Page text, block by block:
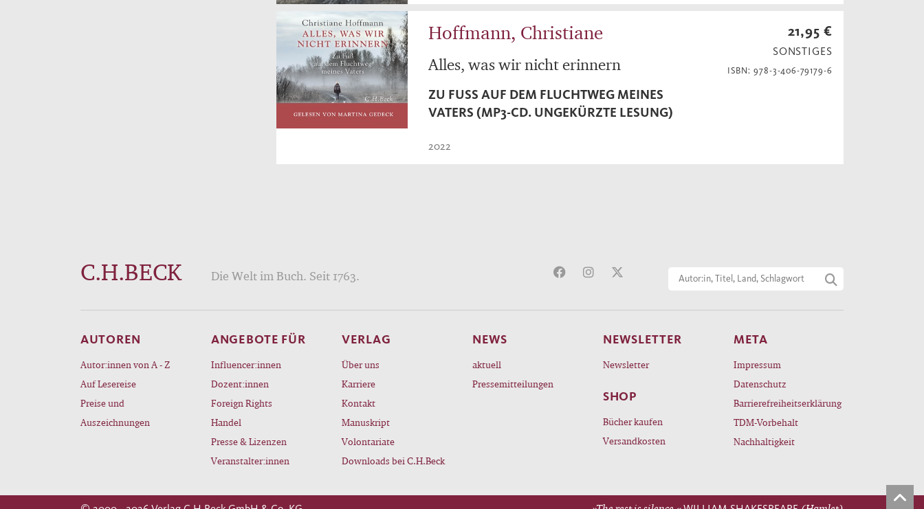
Hoffmann, Christiane
Alles, was wir nicht erinnern
ZU FUSS AUF DEM FLUCHTWEG MEINES V
ATERS (MP3-CD. UNGEKÜRZTE LESUNG)
2022
21,95 €
SONSTIGES
ISBN: 978-3-406-79179-6
C.H.BECK Die Welt im Buch. Seit 1763.
AUTOREN
Autor:innen von A - Z
Auf Lesereise
Preise und
Auszeichnungen
ANGEBOTE FÜR
Influencer:innen
Dozent:innen
Foreign Rights
Handel
Presse & Lizenzen
Veranstalter:innen
VERLAG
Über uns
Karriere
Kontakt
Manuskript
Volontariate
Downloads bei C.H.Beck
NEWS
aktuell
Pressemitteilungen
NEWSLETTER
Newsletter
SHOP
Bücher kaufen
Versandkosten
META
Impressum
Datenschutz
Barrierefreiheitserklärung
TDM-Vorbehalt
Nachhaltigkeit